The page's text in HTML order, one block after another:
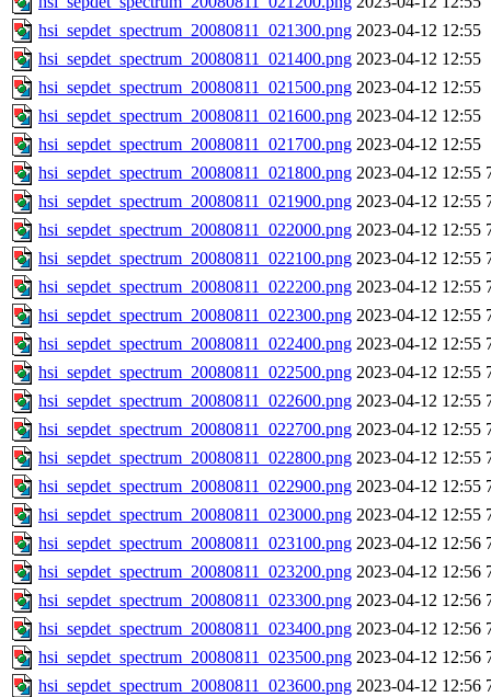
hsi_sepdet_spectrum_20080811_021300.png 2023-04-12 12:55
hsi_sepdet_spectrum_20080811_021400.png 2023-04-12 12:55
hsi_sepdet_spectrum_20080811_021500.png 2023-04-12 12:55
hsi_sepdet_spectrum_20080811_021600.png 2023-04-12 12:55
hsi_sepdet_spectrum_20080811_021700.png 2023-04-12 12:55
hsi_sepdet_spectrum_20080811_021800.png 2023-04-12 12:55
hsi_sepdet_spectrum_20080811_021900.png 2023-04-12 12:55
hsi_sepdet_spectrum_20080811_022000.png 2023-04-12 12:55
hsi_sepdet_spectrum_20080811_022100.png 2023-04-12 12:55
hsi_sepdet_spectrum_20080811_022200.png 2023-04-12 12:55
hsi_sepdet_spectrum_20080811_022300.png 2023-04-12 12:55
hsi_sepdet_spectrum_20080811_022400.png 2023-04-12 12:55
hsi_sepdet_spectrum_20080811_022500.png 2023-04-12 12:55
hsi_sepdet_spectrum_20080811_022600.png 2023-04-12 12:55
hsi_sepdet_spectrum_20080811_022700.png 2023-04-12 12:55
hsi_sepdet_spectrum_20080811_022800.png 2023-04-12 12:55
hsi_sepdet_spectrum_20080811_022900.png 2023-04-12 12:55
hsi_sepdet_spectrum_20080811_023000.png 2023-04-12 12:55
hsi_sepdet_spectrum_20080811_023100.png 2023-04-12 12:56
hsi_sepdet_spectrum_20080811_023200.png 2023-04-12 12:56
hsi_sepdet_spectrum_20080811_023300.png 2023-04-12 12:56
hsi_sepdet_spectrum_20080811_023400.png 2023-04-12 12:56
hsi_sepdet_spectrum_20080811_023500.png 2023-04-12 12:56
hsi_sepdet_spectrum_20080811_023600.png 2023-04-12 12:56